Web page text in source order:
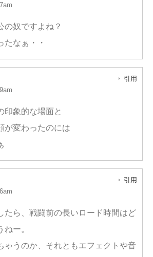
の奴ですよね？
たなぁ・・
引用
印象的な場面と
が変わったのには
引用
たら、戦闘前の長いロード時間はど
ねー。
ゃうのか、それともエフェクトや音